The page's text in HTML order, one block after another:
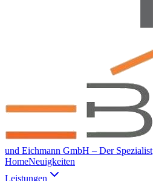
und Eichmann GmbH – Der Spezialist
HomeNeuigkeiten
Leistungen